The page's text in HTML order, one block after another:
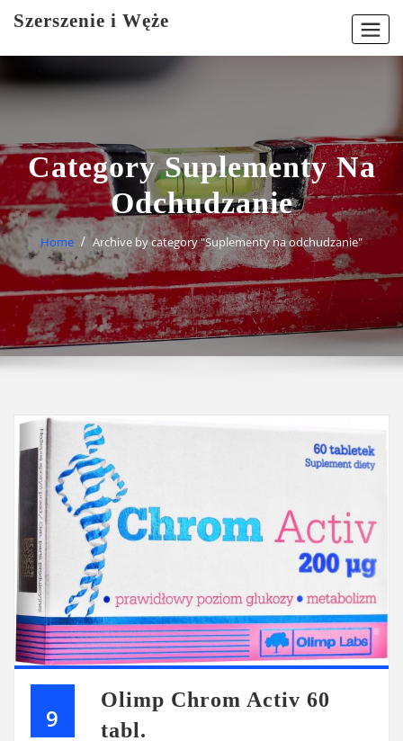
Szerszenie i Węże
Category Suplementy Na
Odchudzanie
Home Archive by category "Suplementy na odchudzanie"
9
Olimp Chrom Activ 60
tabl.